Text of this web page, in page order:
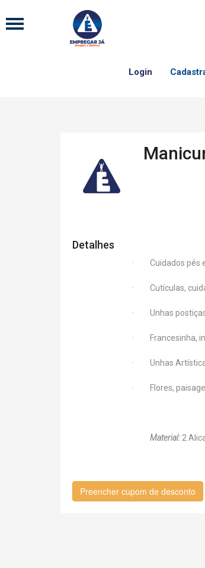
Login
Detalhes
· Cuidados pés e
· Cutículas,
· Unhas
· Francesinha,
· Unhas
· Flores,
Material:2
Preencher cupom de desconto